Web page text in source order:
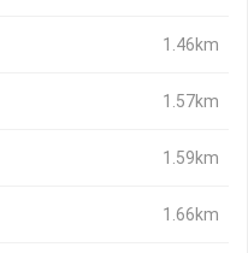
1.46km
1.57km
1.59km
1.66km